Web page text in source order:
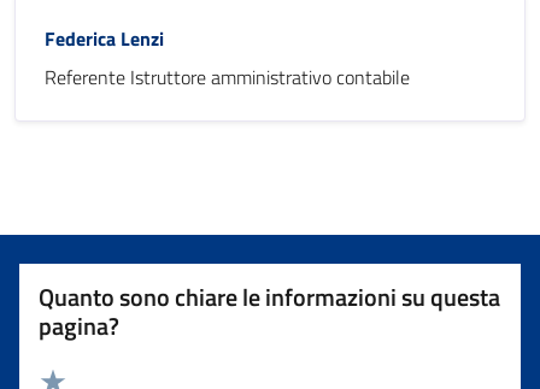
Federica Lenzi
Referente Istruttore amministrativo contabile
Quanto sono chiare le informazioni su questa
pagina?